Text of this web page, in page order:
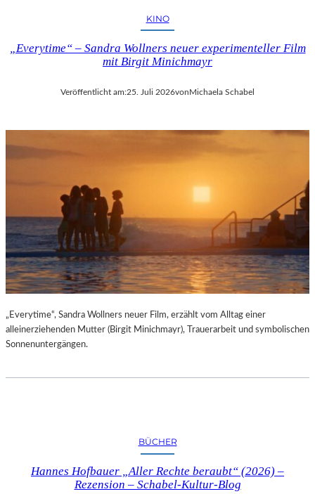
KINO
„Everytime“ – Sandra Wollners neuer experimenteller Film
mit Birgit Minichmayr
Veröffentlicht am:25. Juli 2026vonMichaela Schabel
„Everytime“, Sandra Wollners neuer Film, erzählt vom Alltag einer
alleinerziehenden Mutter (Birgit Minichmayr), Trauerarbeit und symbolischen
Sonnenuntergängen.
BÜCHER
Hannes Hofbauer „Aller Rechte beraubt“ (2026) –
Rezension – Schabel-Kultur-Blog